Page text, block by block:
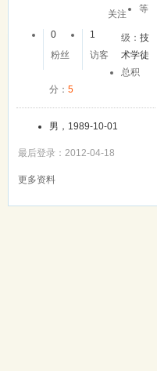
关注
0
粉丝
1
访客
等
级：技
术学徒
总积
分： 5
男，1989-10-01
最后登录：2012-04-18
更多资料